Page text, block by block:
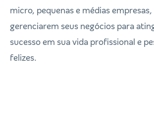
micro, pequenas e médias
gerenciarem seus negócios para
sucesso em sua vida profissional e
felizes.